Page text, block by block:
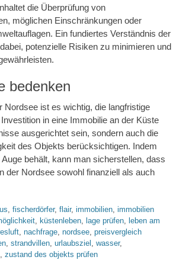
die Überprüfung von
möglichen Einschränkungen oder
Ein fundiertes Verständnis der
potenzielle Risiken zu minimieren und
bedenken
Nordsee ist es wichtig, die langfristige
in eine Immobilie an der Küste
ausgerichtet sein, sondern auch die
des Objekts berücksichtigen. Indem
behält, kann man sicherstellen, dass
der Nordsee sowohl finanziell als auch
, fischerdörfer, flair, immobilien, immobilien
, küstenleben, lage prüfen, leben am
, nachfrage, nordsee, preisvergleich
, strandvillen, urlaubsziel , wasser,
, zustand des objekts prüfen